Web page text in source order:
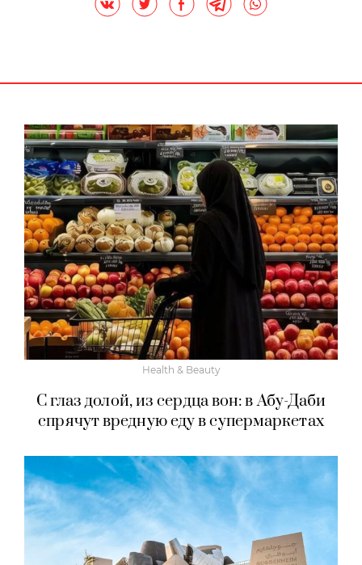
Health & Beauty
С глаз долой, из сердца вон: в Абу-Даби
спрячут вредную еду в супермаркетах